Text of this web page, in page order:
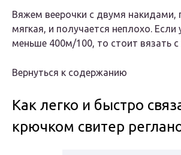
Вяжем веерочки с двумя накидами,
мягкая, и получается неплохо. Если
меньше 400м/100, то стоит вязать
Вернуться к содержанию
Как легко и быстро
крючком свитер